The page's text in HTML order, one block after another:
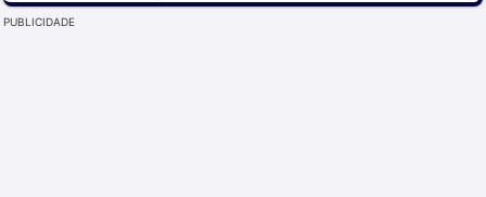
PUBLICIDADE